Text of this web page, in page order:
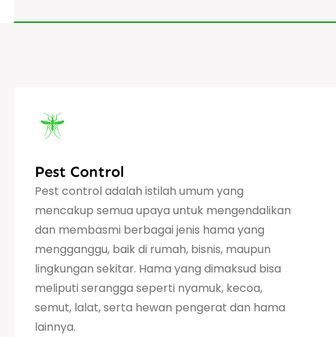
Pest Control
Pest control adalah istilah umum yang
mencakup semua upaya untuk mengendalikan
dan membasmi berbagai jenis hama yang
mengganggu, baik di rumah, bisnis, maupun
lingkungan sekitar. Hama yang dimaksud bisa
meliputi serangga seperti nyamuk, kecoa,
semut, lalat, serta hewan pengerat dan hama
lainnya.